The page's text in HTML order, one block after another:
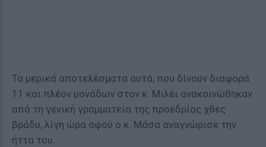
Τα μερικά αποτελέσματα αυτά, που δίνουν διαφορά
11 και πλέον μονάδων στον κ. Μιλέι ανακοινώθηκαν
από τη γενική γραμματεία της προεδρίας χθες
βράδυ, λίγη ώρα αφού ο κ. Μάσα αναγνώρισε την
ήττα του.